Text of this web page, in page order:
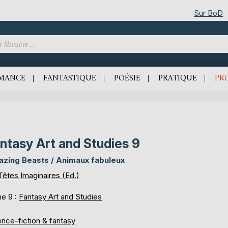
Sur BoD
FANTASTIQUE POÉSIE PRATIQUE
Art and Studies 9
Beasts / Animaux fabuleux
Imaginaires (Ed.)
9 : Fantasy Art and Studies
fiction & fantasy